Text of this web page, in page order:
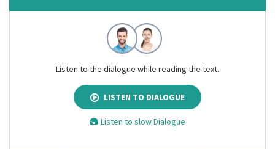
Listen to the dialogue while reading the text.
LISTEN TO DIALOGUE
Listen to slow Dialogue